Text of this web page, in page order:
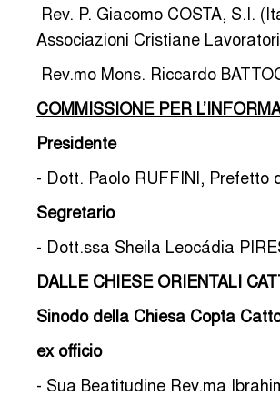
Rev. P. Giacomo COSTA, S.I.
Associazioni Cristiane
Rev.mo Mons. Riccardo
COMMISSIONE PER
Presidente
- Dott. Paolo RUFFINI, Prefetto
Segretario
- Dott.ssa Sheila Leocádia
DALLE CHIESE ORIENTALI
Sinodo della Chiesa Copta
ex officio
- Sua Beatitudine Rev.ma